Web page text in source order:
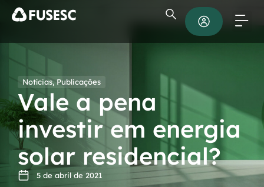
Notícias, Publicações
Vale a pena
investir em energia
solar residencial?
5 de abril de 2021